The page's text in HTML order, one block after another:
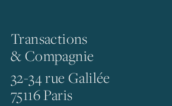
Transactions
& Compagnie
32-34 rue Galilée
75116 Paris